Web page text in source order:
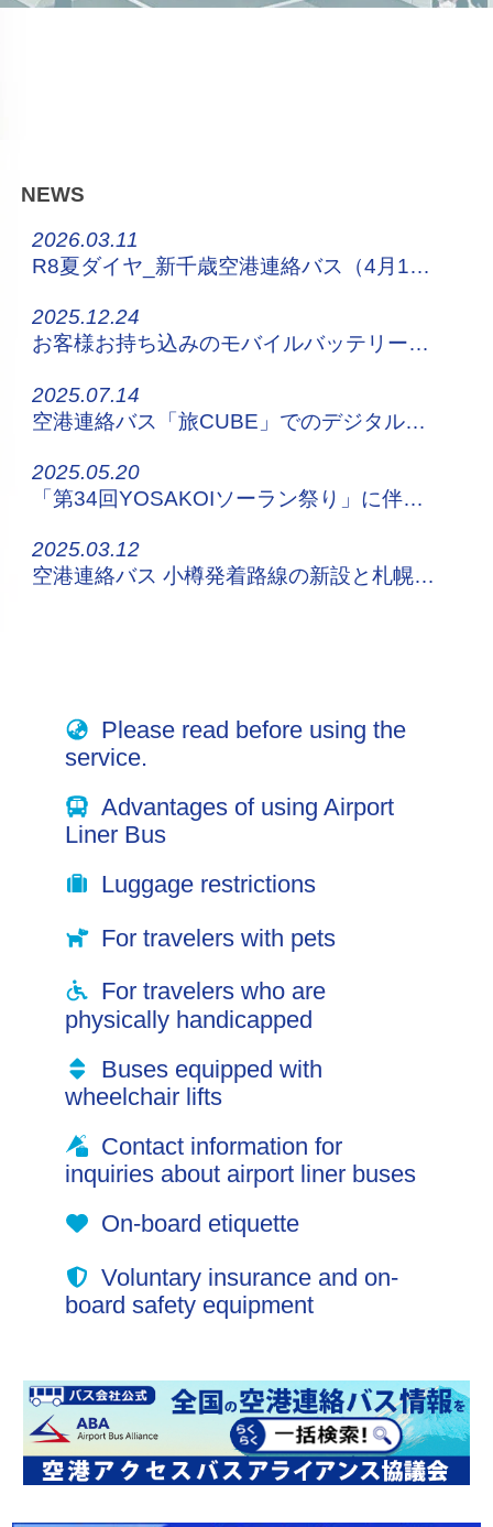
NEWS
2026.03.11
R8夏ダイヤ_新千歳空港連絡バス（4月1日～）
2025.12.24
お客様お持ち込みのモバイルバッテリーについてのお願い
2025.07.14
空港連絡バス「旅CUBE」でのデジタルチケット販売について
2025.05.20
「第34回YOSAKOIソーラン祭り」に伴う停留所休止・迂回運行について
2025.03.12
空港連絡バス 小樽発着路線の新設と札幌都心発着路線の増便について
Please read before using the
service.
Advantages of using Airport
Liner Bus
Luggage restrictions
For travelers with pets
For travelers who are
physically handicapped
Buses equipped with
wheelchair lifts
Contact information for
inquiries about airport liner buses
On-board etiquette
Voluntary insurance and on-
board safety equipment